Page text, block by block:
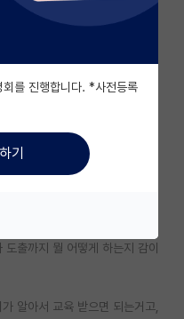
서.
.
알려줄 수도 없고,
출까지 뭘 어떻게 하는지 감이
알아서 교육 받으면 되는거고,
를 진행합니다. *사전등록
기